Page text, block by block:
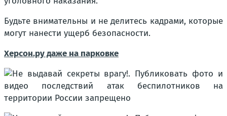
Будьте внимательны и не делитесь кадрами, которые
могут нанести ущерб безопасности.
Херсон.ру даже на парковке